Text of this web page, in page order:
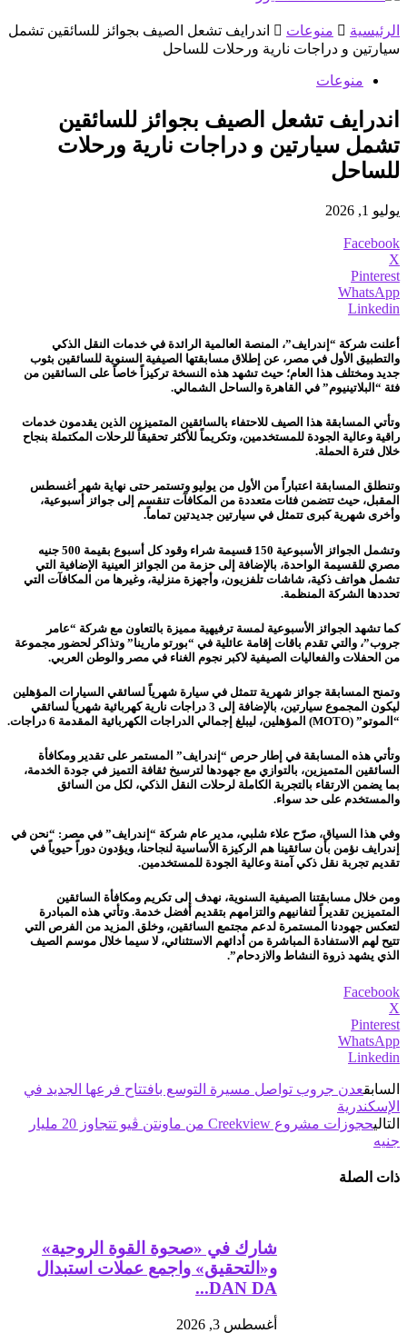
الرئيسية منوعات
اندرايف تشعل الصيف بجوائز للسائقين تشمل
سيارتين و دراجات نارية ورحلات للساحل
منوعات
اندرايف تشعل الصيف بجوائز للسائقين
تشمل سيارتين و دراجات نارية ورحلات
للساحل
يوليو 1, 2026
Facebook
X
Pinterest
WhatsApp
Linkedin
أعلنت شركة “إندرايف”، المنصة العالمية الرائدة في خدمات النقل الذكي
والتطبيق الأول في مصر، عن إطلاق مسابقتها الصيفية السنوية للسائقين بثوب
جديد ومختلف هذا العام؛ حيث تشهد هذه النسخة تركيزاً خاصاً على السائقين من
فئة “البلاتينيوم” في القاهرة والساحل الشمالي.
وتأتي المسابقة هذا الصيف للاحتفاء بالسائقين المتميزين الذين يقدمون خدمات
راقية وعالية الجودة للمستخدمين، وتكريماً للأكثر تحقيقاً للرحلات المكتملة بنجاح
خلال فترة الحملة.
وتنطلق المسابقة اعتباراً من الأول من يوليو وتستمر حتى نهاية شهر أغسطس
المقبل، حيث تتضمن فئات متعددة من المكافآت تنقسم إلى جوائز أسبوعية،
وأخرى شهرية كبرى تتمثل في سيارتين جديدتين تماماً.
وتشمل الجوائز الأسبوعية 150 قسيمة شراء وقود كل أسبوع بقيمة 500 جنيه
مصري للقسيمة الواحدة، بالإضافة إلى حزمة من الجوائز العينية الإضافية التي
تشمل هواتف ذكية، شاشات تلفزيون، وأجهزة منزلية، وغيرها من المكافآت التي
تحددها الشركة المنظمة.
كما تشهد الجوائز الأسبوعية لمسة ترفيهية مميزة بالتعاون مع شركة “عامر
جروب”، والتي تقدم باقات إقامة عائلية في “بورتو مارينا” وتذاكر لحضور مجموعة
من الحفلات والفعاليات الصيفية لاكبر نجوم الغناء في مصر والوطن العربي.
وتمنح المسابقة جوائز شهرية تتمثل في سيارة شهرياً لسائقي السيارات المؤهلين
ليكون المجموع سيارتين، بالإضافة إلى 3 دراجات نارية كهربائية شهرياً لسائقي
“الموتو” (MOTO) المؤهلين، ليبلغ إجمالي الدراجات الكهربائية المقدمة 6 دراجات.
وتأتي هذه المسابقة في إطار حرص “إندرايف” المستمر على تقدير ومكافأة
السائقين المتميزين، بالتوازي مع جهودها لترسيخ ثقافة التميز في جودة الخدمة،
بما يضمن الارتقاء بالتجربة الكاملة لرحلات النقل الذكي، لكل من السائق
والمستخدم على حد سواء.
وفي هذا السياق، صرّح علاء شلبي، مدير عام شركة “إندرايف” في مصر: “نحن في
إندرايف نؤمن بأن سائقينا هم الركيزة الأساسية لنجاحنا، ويؤدون دوراً حيوياً في
تقديم تجربة نقل ذكي آمنة وعالية الجودة للمستخدمين.
ومن خلال مسابقتنا الصيفية السنوية، نهدف إلى تكريم ومكافأة السائقين
المتميزين تقديراً لتفانيهم والتزامهم بتقديم أفضل خدمة. وتأتي هذه المبادرة
لتعكس جهودنا المستمرة لدعم مجتمع السائقين، وخلق المزيد من الفرص التي
تتيح لهم الاستفادة المباشرة من أدائهم الاستثنائي، لا سيما خلال موسم الصيف
الذي يشهد ذروة النشاط والازدحام”.
Facebook
X
Pinterest
WhatsApp
Linkedin
السابقعدن جروب تواصل مسيرة التوسع بافتتاح فرعها الجديد في
الإسكندرية
التالي
حجوزات مشروع Creekview من ماونتن ڤيو تتجاوز 20 مليار
جنيه
ذات الصلة
شارك في «صحوة القوة الروحية»
و«التحقيق» واجمع عملات استبدال
DAN DA...
أغسطس 3, 2026